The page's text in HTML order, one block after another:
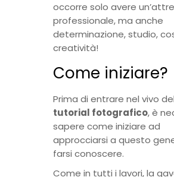
occorre solo avere
professionale, ma anche
determinazione, studio,
creatività!
Come iniziare?
Prima di entrare nel vivo del
tutorial fotografico, è
sapere come iniziare ad
approcciarsi a questo
farsi conoscere.
Come in tutti i lavori, la